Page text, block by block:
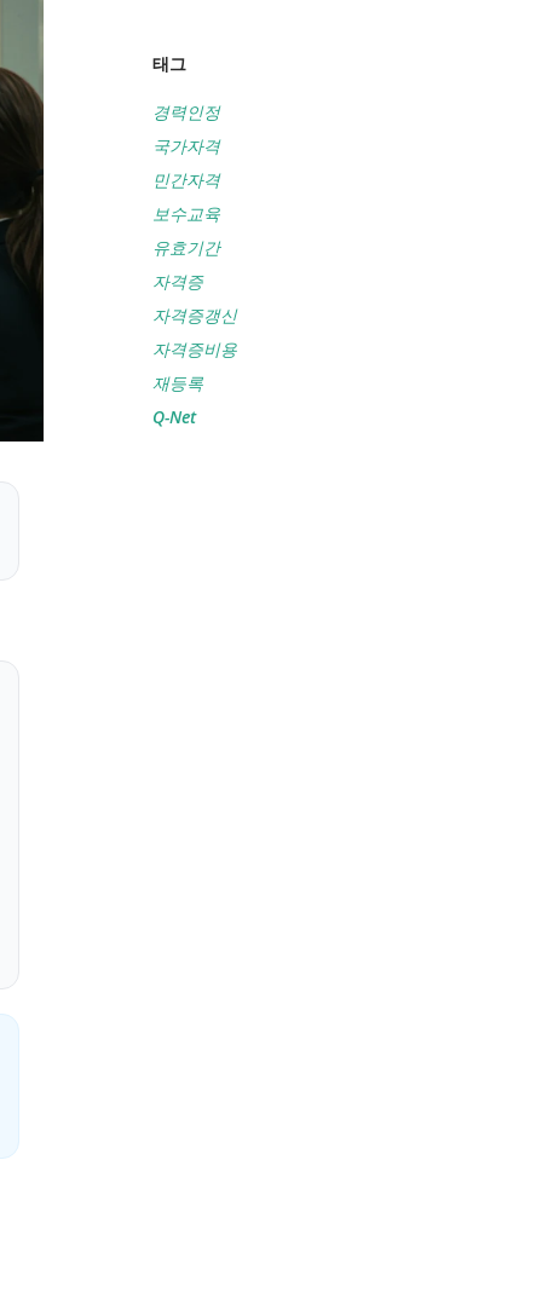
태그
경력인정
국가자격
민간자격
보수교육
유효기간
자격증
자격증갱신
자격증비용
재등록
Q-Net